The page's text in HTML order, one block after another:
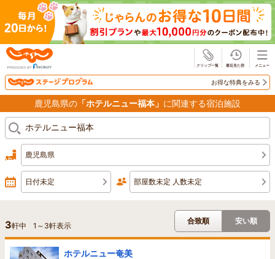
お得な特典をみる
鹿児島県の 「ホテルニュー福本」 に関連する宿泊施設
鹿児島県
日付未定 部屋数未定 人数未定
3軒中 1 ～ 3軒表示
合致順 安い順
ホテルニュー奄美